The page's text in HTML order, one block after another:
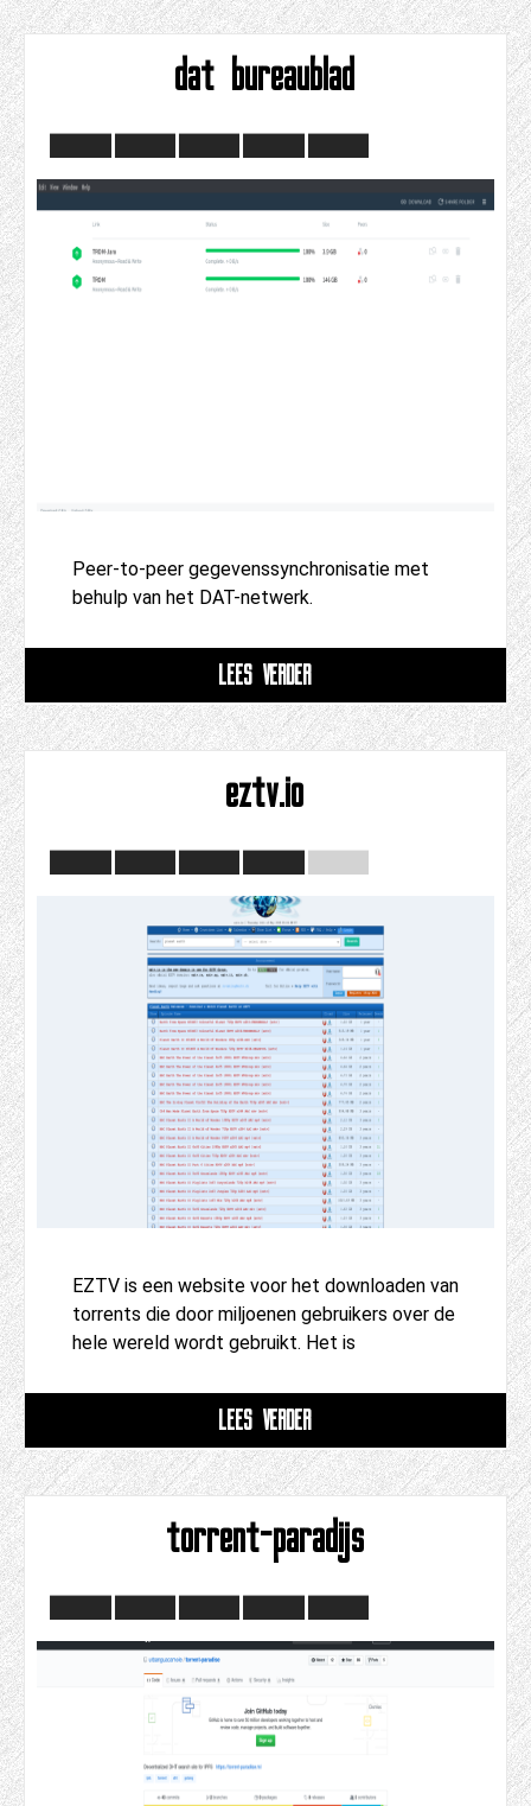
dat bureaublad
Peer-to-peer gegevenssynchronisatie met
behulp van het DAT-netwerk.
LEES VERDER
eztv.io
EZTV is een website voor het downloaden van
torrents die door miljoenen gebruikers over de
hele wereld wordt gebruikt. Het is
LEES VERDER
torrent-paradijs